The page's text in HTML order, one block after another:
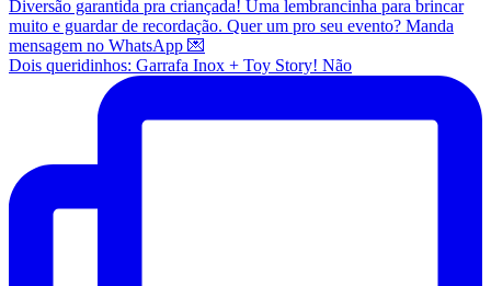
Dois queridinhos: Garrafa Inox + Toy Story! Não